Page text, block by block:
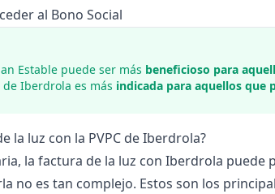
al Bono Social
Estable puede ser más beneficioso para
Iberdrola es más indicada para aquellos que
la luz con la PVPC de Iberdrola?
la factura de la luz con Iberdrola puede
no es tan complejo. Estos son los